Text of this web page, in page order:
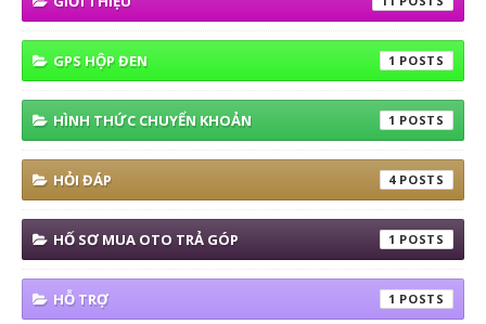
GPS HỘP ĐEN 1
HÌNH THỨC CHUYỂN KHOẢN 1
HỎI ĐÁP 4
HỐ SƠ MUA OTO TRẢ GÓP 1
HỖ TRỢ 1